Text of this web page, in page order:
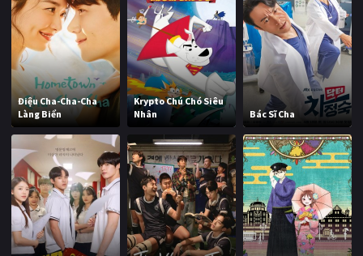
Điệu Cha-Cha-Cha
Làng Biển
Krypto Chú Chó Siêu
Nhân
Bác Sĩ Cha